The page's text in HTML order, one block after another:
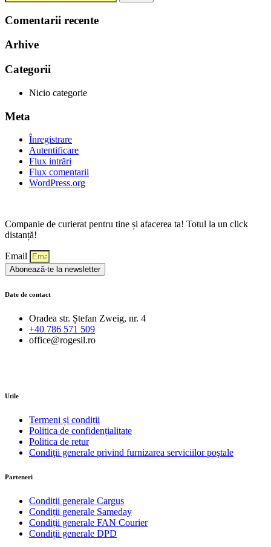
Comentarii recente
Arhive
Categorii
Nicio categorie
Meta
Înregistrare
Autentificare
Flux intrări
Flux comentarii
WordPress.org
Companie de curierat pentru tine și afacerea ta! Totul la un click
distanță!
Email
Abonează-te la newsletter
Date de contact
Oradea str. Ștefan Zweig, nr. 4
+40 786 571 509
office@rogesil.ro
Utile
Termeni și condiții
Politica de confidențialitate
Politica de retur
Condiţii generale privind furnizarea serviciilor poştale
Parteneri
Condiții generale Cargus
Condiții generale Sameday
Condiții generale FAN Courier
Condiții generale DPD